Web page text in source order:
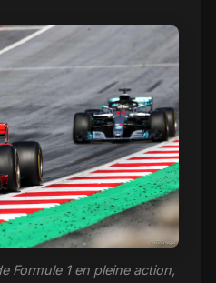
Formule 1 en pleine action,